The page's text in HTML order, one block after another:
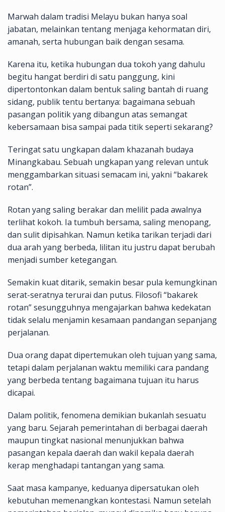
Marwah dalam tradisi Melayu bukan hanya soal
jabatan, melainkan tentang menjaga kehormatan diri,
amanah, serta hubungan baik dengan sesama.
Karena itu, ketika hubungan dua tokoh yang dahulu
begitu hangat berdiri di satu panggung, kini
dipertontonkan dalam bentuk saling bantah di ruang
sidang, publik tentu bertanya: bagaimana sebuah
pasangan politik yang dibangun atas semangat
kebersamaan bisa sampai pada titik seperti sekarang?
Teringat satu ungkapan dalam khazanah budaya
Minangkabau. Sebuah ungkapan yang relevan untuk
menggambarkan situasi semacam ini, yakni “bakarek
rotan”.
Rotan yang saling berakar dan melilit pada awalnya
terlihat kokoh. Ia tumbuh bersama, saling menopang,
dan sulit dipisahkan. Namun ketika tarikan terjadi dari
dua arah yang berbeda, lilitan itu justru dapat berubah
menjadi sumber ketegangan.
Semakin kuat ditarik, semakin besar pula kemungkinan
serat-seratnya terurai dan putus. Filosofi “bakarek
rotan” sesungguhnya mengajarkan bahwa kedekatan
tidak selalu menjamin kesamaan pandangan sepanjang
perjalanan.
Dua orang dapat dipertemukan oleh tujuan yang sama,
tetapi dalam perjalanan waktu memiliki cara pandang
yang berbeda tentang bagaimana tujuan itu harus
dicapai.
Dalam politik, fenomena demikian bukanlah sesuatu
yang baru. Sejarah pemerintahan di berbagai daerah
maupun tingkat nasional menunjukkan bahwa
pasangan kepala daerah dan wakil kepala daerah
kerap menghadapi tantangan yang sama.
Saat masa kampanye, keduanya dipersatukan oleh
kebutuhan memenangkan kontestasi. Namun setelah